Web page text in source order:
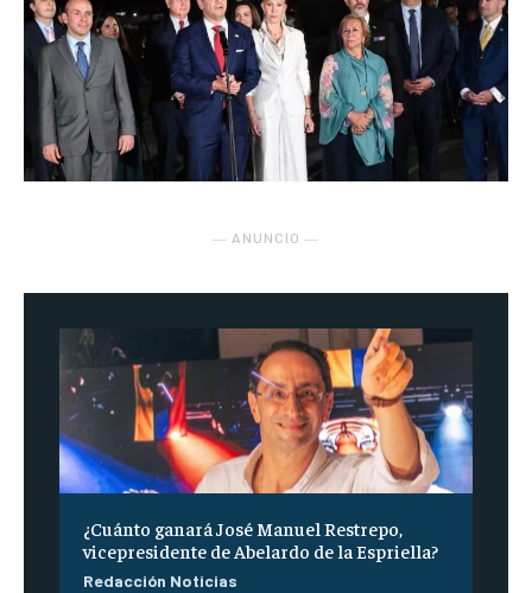
― ANUNCIO ―
¿Cuánto ganará José Manuel Restrepo,
vicepresidente de Abelardo de la Espriella?
Redacción Noticias